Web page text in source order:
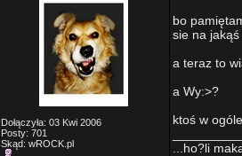
Dołączyła: 03 Kwi 2006
Posty: 701
Skąd: wROCK.pl
bo
sie na
a teraz to
a Wy:>?
ktoś w
...ho?li